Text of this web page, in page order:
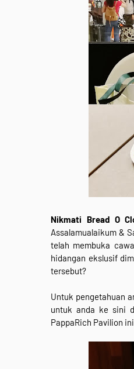
Nikmati Bread O
Assalamualaikum &
telah membuka
hidangan ekslusif
tersebut?
Untuk pengetahuan
untuk anda ke sini
PappaRich Pavilion